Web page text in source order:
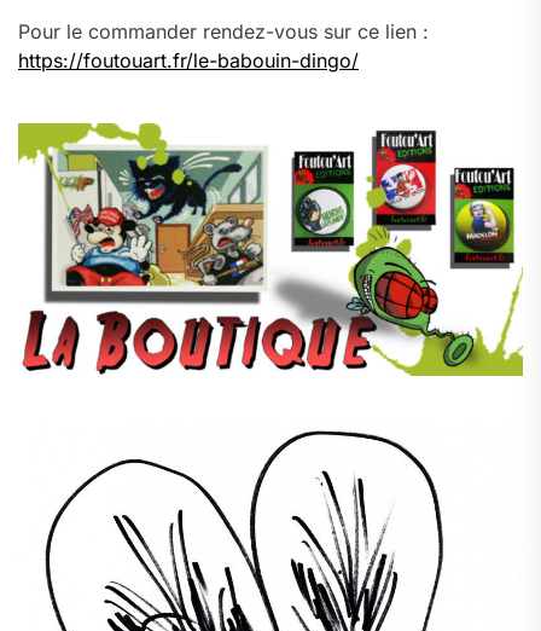
Pour le commander rendez-vous sur ce lien :
https://foutouart.fr/le-babouin-dingo/